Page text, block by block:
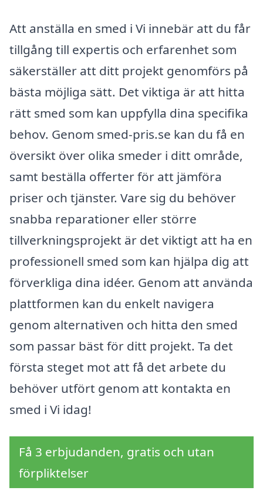
Att anställa en smed i Vi innebär att du får
tillgång till expertis och erfarenhet som
säkerställer att ditt projekt genomförs på
bästa möjliga sätt. Det viktiga är att hitta
rätt smed som kan uppfylla dina specifika
behov. Genom smed-pris.se kan du få en
översikt över olika smeder i ditt område,
samt beställa offerter för att jämföra
priser och tjänster. Vare sig du behöver
snabba reparationer eller större
tillverkningsprojekt är det viktigt att ha en
professionell smed som kan hjälpa dig att
förverkliga dina idéer. Genom att använda
plattformen kan du enkelt navigera
genom alternativen och hitta den smed
som passar bäst för ditt projekt. Ta det
första steget mot att få det arbete du
behöver utfört genom att kontakta en
smed i Vi idag!
Få 3 erbjudanden, gratis och utan
förpliktelser